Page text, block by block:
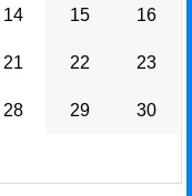
14 15 16
21 22 23
28 29 30